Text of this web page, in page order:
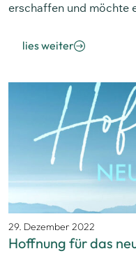
erschaffen und möchte
lies weiter
29. Dezember 2022
Hoffnung für das